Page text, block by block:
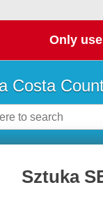
Only
Costa
Sztuka